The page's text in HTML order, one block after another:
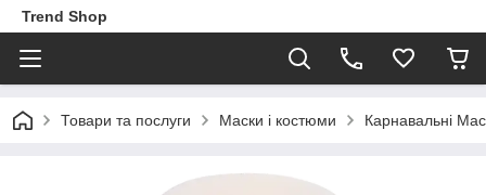
Trend Shop
Товари та послуги Маски і костюми Карнавальні